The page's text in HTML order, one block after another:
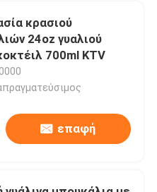
κρασιού
24oz γυαλιού
700ml KTV
επαφή